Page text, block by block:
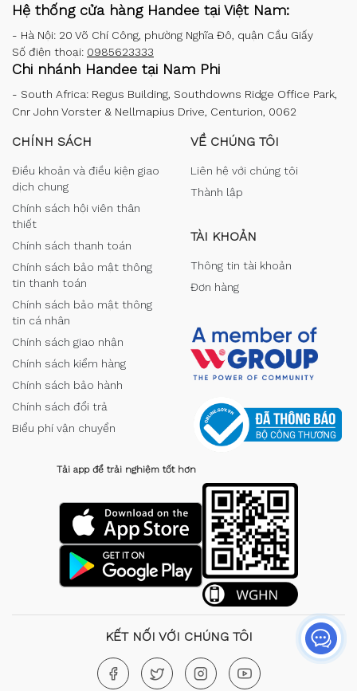
Hệ thống cửa hàng Handee tại Việt Nam:
- Hà Nội: 20 Võ Chí Công, phường Nghĩa Đô, quận Cầu Giấy
Số điện thoại: 0985623333
Chi nhánh Handee tại Nam Phi
- South Africa: Regus Building, Southdowns Ridge Office Park,
Cnr John Vorster & Nellmapius Drive, Centurion, 0062
CHÍNH SÁCH
Điều khoản và điều kiện giao
dịch chung
Chính sách hội viên thân
thiết
Chính sách thanh toán
Chính sách bảo mật thông
tin thanh toán
Chính sách bảo mật thông
tin cá nhân
Chính sách giao nhận
Chính sách kiểm hàng
Chính sách bảo hành
Chính sách đổi trả
Biểu phí vận chuyển
VỀ CHÚNG TÔI
Liên hệ với chúng tôi
Thành lập
TÀI KHOẢN
Thông tin tài khoản
Đơn hàng
Tải app để trải nghiệm tốt hơn
KẾT NỐI VỚI CHÚNG TÔI